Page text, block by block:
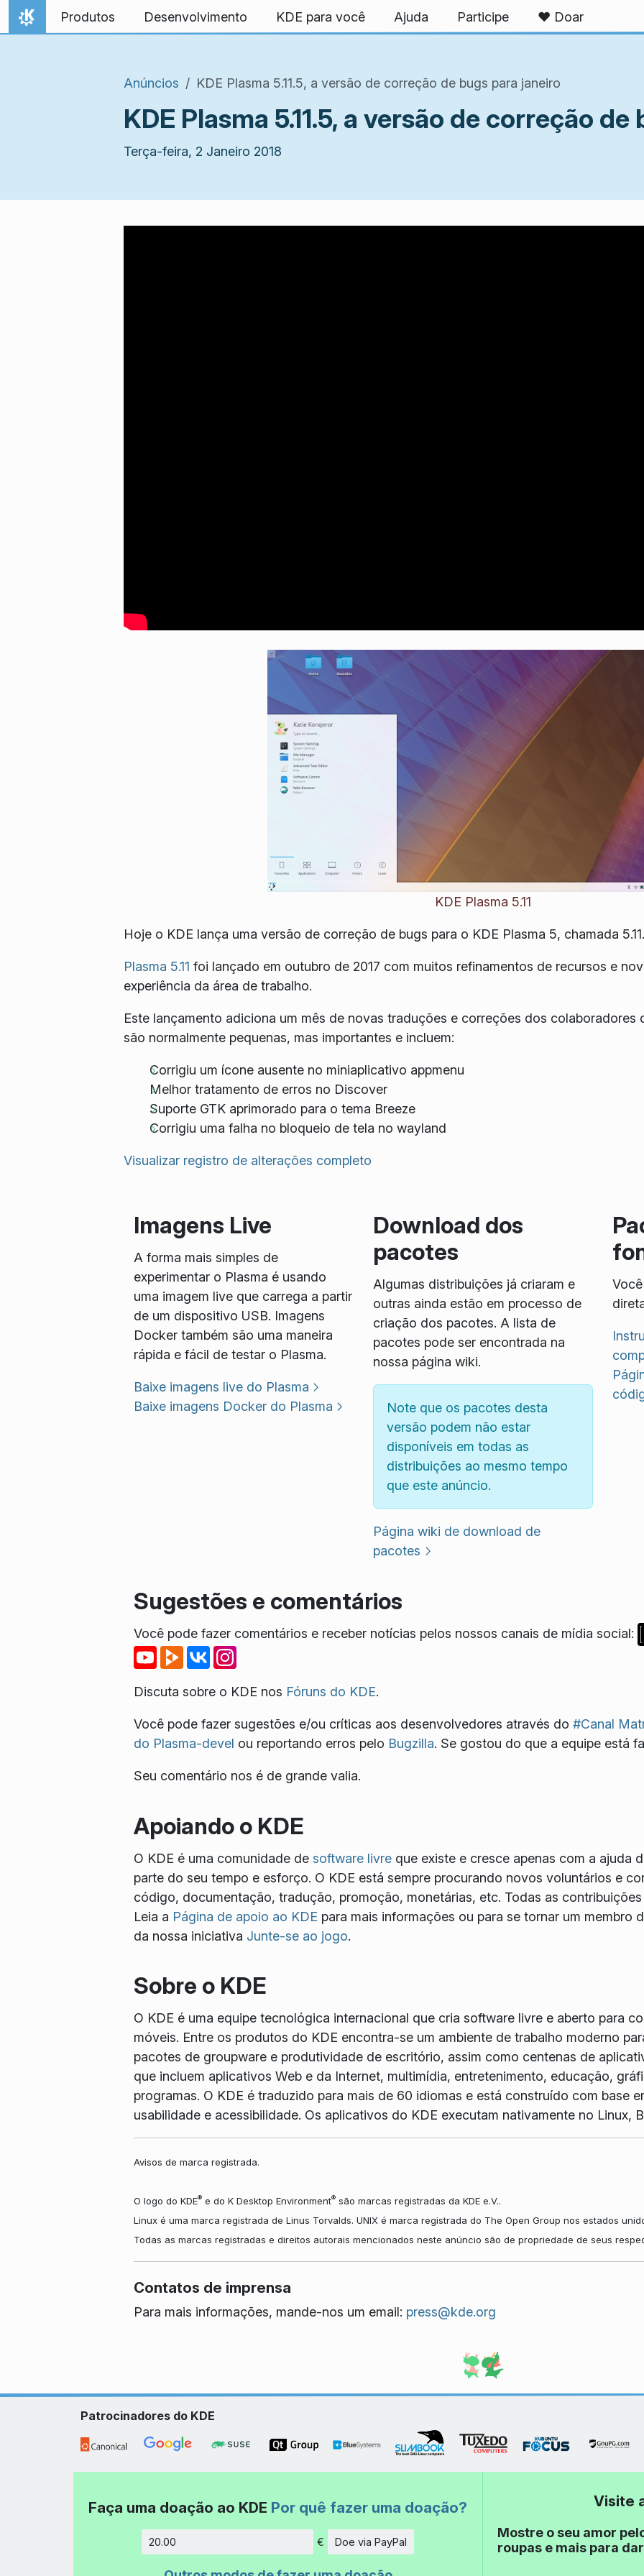
Ir para o conteúdo
Início
Produtos Desenvolvimento KDE para você Ajuda Participe ❤️ Doar
Anúncios KDE Plasma 5.11.5, a versão de correção de bugs para janeiro
KDE Plasma 5.11.5, a versão de correção
Terça-feira, 2 Janeiro 2018
KDE Plasma 5.11
Hoje o KDE lança uma versão de correção de bugs para o KDE Plasma 5, chamada
Plasma 5.11 foi lançado em outubro de 2017 com muitos refinamentos de recursos e
experiência da área de trabalho.
Este lançamento adiciona um mês de novas traduções e correções dos colaboradores
são normalmente pequenas, mas importantes e incluem:
Corrigiu um ícone ausente no miniaplicativo appmenu
Melhor tratamento de erros no Discover
Suporte GTK aprimorado para o tema Breeze
Corrigiu uma falha no bloqueio de tela no wayland
Visualizar registro de alterações completo
Imagens Live
A forma mais simples de
experimentar o Plasma é usando
uma imagem live que carrega a partir
de um dispositivo USB. Imagens
Docker também são uma maneira
rápida e fácil de testar o Plasma.
Baixe imagens live do Plasma
Baixe imagens Docker do Plasma
Download dos
pacotes
Algumas distribuições já criaram e
outras ainda estão em processo de
criação dos pacotes. A lista de
pacotes pode ser encontrada na
nossa página wiki.
Note que os pacotes desta
versão podem não estar
disponíveis em todas as
distribuições ao mesmo tempo
que este anúncio.
Página wiki de download de
pacotes
Sugestões e comentários
Você pode fazer comentários e receber notícias pelos nossos canais de mídia social:
Discuta sobre o KDE nos Fóruns do KDE.
Você pode fazer sugestões e/ou críticas aos desenvolvedores através do #Canal
do Plasma-devel ou reportando erros pelo Bugzilla. Se gostou do que a equipe está
Seu comentário nos é de grande valia.
Apoiando o KDE
O KDE é uma comunidade de software livreque existe e cresce apenas com a ajuda
parte do seu tempo e esforço. O KDE está sempre procurando novos voluntários e
código, documentação, tradução, promoção, monetárias, etc. Todas as
Leia a Página de apoio ao KDE para mais informações ou para se tornar um membro
da nossa iniciativa Junte-se ao jogo.
Sobre o KDE
O KDE é uma equipe tecnológica internacional que cria software livre e aberto para
móveis. Entre os produtos do KDE encontra-se um ambiente de trabalho moderno
pacotes de groupware e produtividade de escritório, assim como centenas de
que incluem aplicativos Web e da Internet, multimídia, entretenimento, educação,
programas. O KDE é traduzido para mais de 60 idiomas e está construído com base
usabilidade e acessibilidade. Os aplicativos do KDE executam nativamente no Linux,
Avisos de marca registrada.
O logo do KDE®e do K Desktop Environment®são marcas registradas da KDE e.V..
Linux é uma marca registrada de Linus Torvalds. UNIX é marca registrada do The Open Group nos estados
Todas as marcas registradas e direitos autorais mencionados neste anúncio são de propriedade de seus
Contatos de imprensa
Para mais informações, mande-nos um email: press@kde.org
Patrocinadores do KDE
Faça uma doação ao KDE Por quê fazer uma doação?
Quantidade
€ Doe via PayPal
Visite
Mostre o seu amor
roupas e mais para